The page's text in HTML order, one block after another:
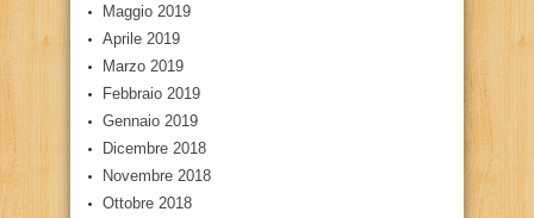
Maggio 2019
Aprile 2019
Marzo 2019
Febbraio 2019
Gennaio 2019
Dicembre 2018
Novembre 2018
Ottobre 2018